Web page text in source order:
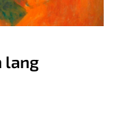
van Noord-